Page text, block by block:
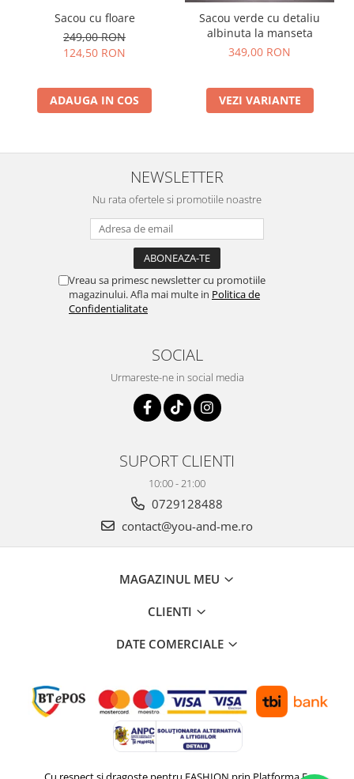
Sacou cu floare
249,00 RON
124,50 RON
ADAUGA IN COS
Sacou verde cu detaliu
albinuta la manseta
349,00 RON
VEZI VARIANTE
NEWSLETTER
Nu rata ofertele si promotiile noastre
Vreau sa primesc newsletter cu promotiile
magazinului. Afla mai multe in Politica de
Confidentialitate
SOCIAL
Urmareste-ne in social media
SUPORT CLIENTI
10:00 - 21:00
0729128488
contact@you-and-me.ro
MAGAZINUL MEU
CLIENTI
DATE COMERCIALE